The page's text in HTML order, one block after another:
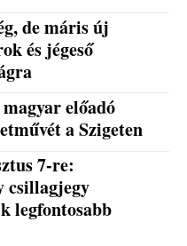
de máris új
és jégeső
előadó
a Szigeten
7-re:
csillagjegy
legfontosabb